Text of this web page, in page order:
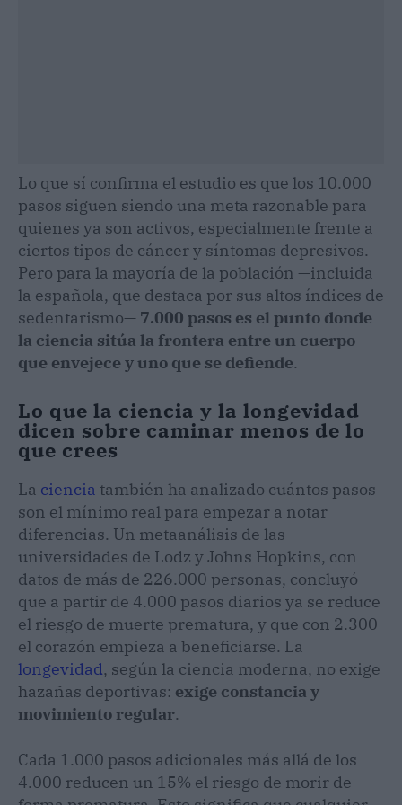
Lo que sí confirma el estudio es que los 10.000
pasos siguen siendo una meta razonable para
quienes ya son activos, especialmente frente a
ciertos tipos de cáncer y síntomas depresivos.
Pero para la mayoría de la población —incluida
la española, que destaca por sus altos índices de
sedentarismo— 7.000 pasos es el punto donde
la ciencia sitúa la frontera entre un cuerpo
que envejece y uno que se defiende.
Lo que la ciencia y la longevidad
dicen sobre caminar menos de lo
que crees
La ciencia también ha analizado cuántos pasos
son el mínimo real para empezar a notar
diferencias. Un metaanálisis de las
universidades de Lodz y Johns Hopkins, con
datos de más de 226.000 personas, concluyó
que a partir de 4.000 pasos diarios ya se reduce
el riesgo de muerte prematura, y que con 2.300
el corazón empieza a beneficiarse. La
longevidad, según la ciencia moderna, no exige
hazañas deportivas: exige constancia y
movimiento regular.
Cada 1.000 pasos adicionales más allá de los
4.000 reducen un 15% el riesgo de morir de